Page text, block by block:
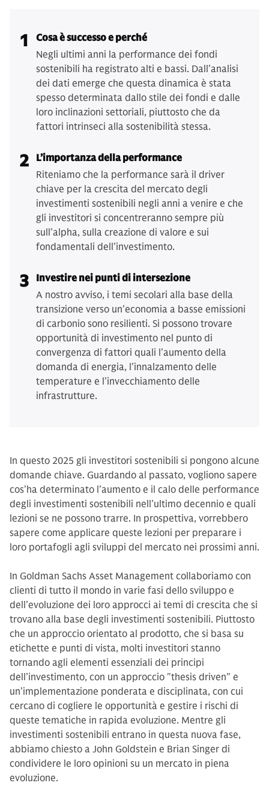
1
Cosa è successo e perché
Negli ultimi anni la performance dei fondi
sostenibili ha registrato alti e bassi. Dall’analisi
dei dati emerge che questa dinamica è stata
spesso determinata dallo stile dei fondi e dalle
loro inclinazioni settoriali, piuttosto che da
fattori intrinseci alla sostenibilità stessa.
2
L’importanza della performance
Riteniamo che la performance sarà il driver
chiave per la crescita del mercato degli
investimenti sostenibili negli anni a venire e che
gli investitori si concentreranno sempre più
sull’alpha, sulla creazione di valore e sui
fondamentali dell’investimento.
3
Investire nei punti di intersezione
A nostro avviso, i temi secolari alla base della
transizione verso un’economia a basse emissioni
di carbonio sono resilienti. Si possono trovare
opportunità di investimento nel punto di
convergenza di fattori quali l’aumento della
domanda di energia, l’innalzamento delle
temperature e l’invecchiamento delle
infrastrutture.
In questo 2025 gli investitori sostenibili si pongono alcune
domande chiave. Guardando al passato, vogliono sapere
cos’ha determinato l’aumento e il calo delle performance
degli investimenti sostenibili nell’ultimo decennio e quali
lezioni se ne possono trarre. In prospettiva, vorrebbero
sapere come applicare queste lezioni per preparare i
loro portafogli agli sviluppi del mercato nei prossimi anni.
In Goldman Sachs Asset Management collaboriamo con
clienti di tutto il mondo in varie fasi dello sviluppo e
dell’evoluzione dei loro approcci ai temi di crescita che si
trovano alla base degli investimenti sostenibili. Piuttosto
che un approccio orientato al prodotto, che si basa su
etichette e punti di vista, molti investitori stanno
tornando agli elementi essenziali dei principi
dell’investimento, con un approccio "thesis driven" e
un’implementazione ponderata e disciplinata, con cui
cercano di cogliere le opportunità e gestire i rischi di
queste tematiche in rapida evoluzione. Mentre gli
investimenti sostenibili entrano in questa nuova fase,
abbiamo chiesto a John Goldstein e Brian Singer di
condividere le loro opinioni su un mercato in piena
evoluzione.